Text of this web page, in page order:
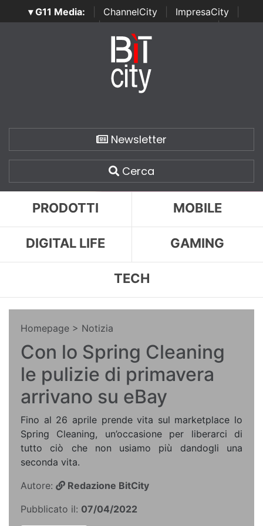
▾ G11 Media: ChannelCity ImpresaCity
SecurityOpenLab | Italian Channel Awards | Italian
Italian Security Awards
Newsletter
Cerca
PRODOTTI MOBILE
DIGITAL LIFE GAMING
TECH
Homepage > Notizia
Con lo Spring Cleaning
le pulizie di primavera
arrivano su eBay
Fino al 26 aprile prende vita sul marketplace lo
Spring Cleaning, un’occasione per liberarci di
tutto ciò che non usiamo più dandogli una
seconda vita.
Autore:
Redazione BitCity
Pubblicato il: 07/04/2022